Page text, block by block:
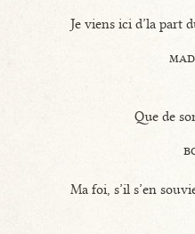
Je viens ici d’la part
Que de
Ma foi, s’il s’en